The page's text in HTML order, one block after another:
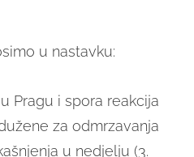
u nastavku:
Pragu i spora reakcija
za odmrzavanja
u nedjelju (3.